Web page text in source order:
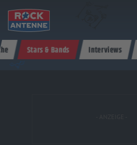
& PROGRAMM AKTIONEN & KONZERTE MUSIK
Stars & Bands Interviews